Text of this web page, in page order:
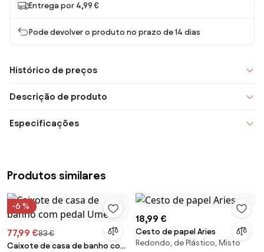
Entrega por 4,99 €
Pode devolver o produto no prazo de 14 dias
Histórico de preços
Descrição de produto
Especificações
Produtos similares
-6 %
77,99 €83 €
Caixote de casa de banho com
18,99 €
Cesto de papel Aries
Redondo, de Plástico, Misto